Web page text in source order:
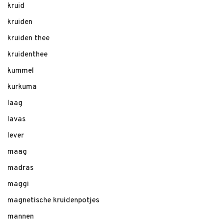
kruid
kruiden
kruiden thee
kruidenthee
kummel
kurkuma
laag
lavas
lever
maag
madras
maggi
magnetische kruidenpotjes
mannen